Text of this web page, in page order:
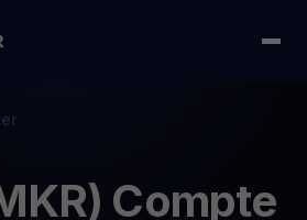
Compte